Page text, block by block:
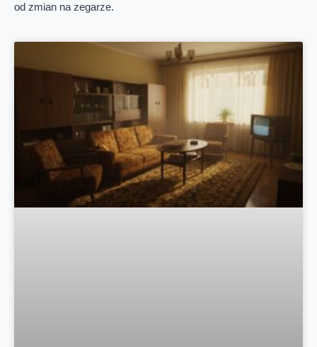
od zmian na zegarze.